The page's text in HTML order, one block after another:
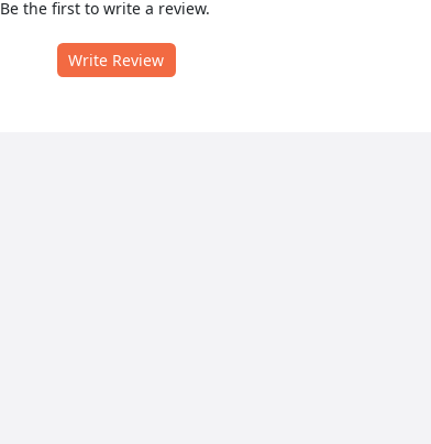
Be the first to write a review.
Write Review